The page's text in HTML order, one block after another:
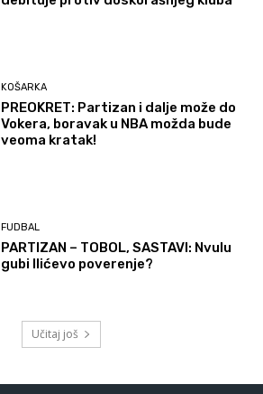
KOŠARKA
PREOKRET: Partizan i dalje može do
Vokera, boravak u NBA možda bude
veoma kratak!
FUDBAL
PARTIZAN – TOBOL, SASTAVI: Nvulu
gubi Ilićevo poverenje?
Učitaj još